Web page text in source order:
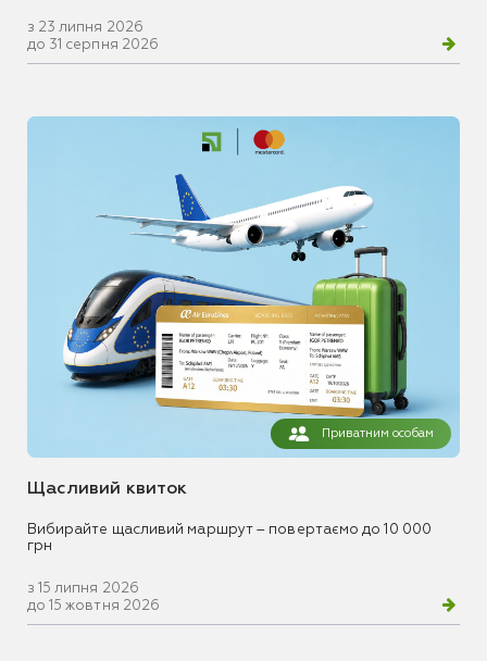
з 23 липня 2026
до 31 серпня 2026
Приватним особам
Щасливий квиток
Вибирайте щасливий маршрут – повертаємо до 10 000
грн
з 15 липня 2026
до 15 жовтня 2026